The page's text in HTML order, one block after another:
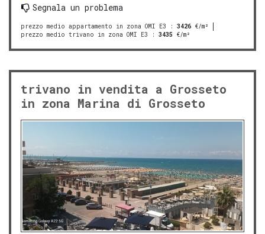
Segnala un problema
prezzo medio appartamento in zona OMI E3 : 3426 €/m²
prezzo medio trivano in zona OMI E3 : 3435 €/m²
trivano in vendita a Grosseto
in zona Marina di Grosseto